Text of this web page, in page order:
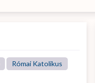
Római Katolikus